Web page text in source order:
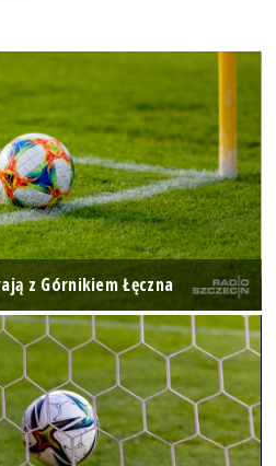
z Górnikiem Łęczna